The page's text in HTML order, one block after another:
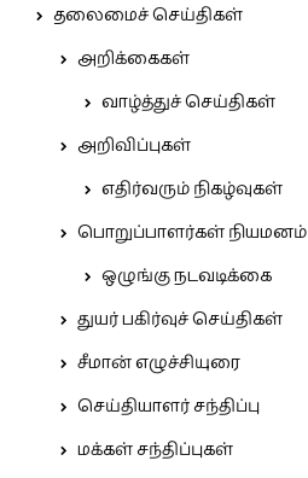
தலைமைச் செய்திகள்
அறிக்கைகள்
வாழ்த்துச் செய்திகள்
அறிவிப்புகள்
எதிர்வரும் நிகழ்வுகள்
பொறுப்பாளர்கள் நியமனம்
ஒழுங்கு நடவடிக்கை
துயர் பகிர்வுச் செய்திகள்
சீமான் எழுச்சியுரை
செய்தியாளர் சந்திப்பு
மக்கள் சந்திப்புகள்